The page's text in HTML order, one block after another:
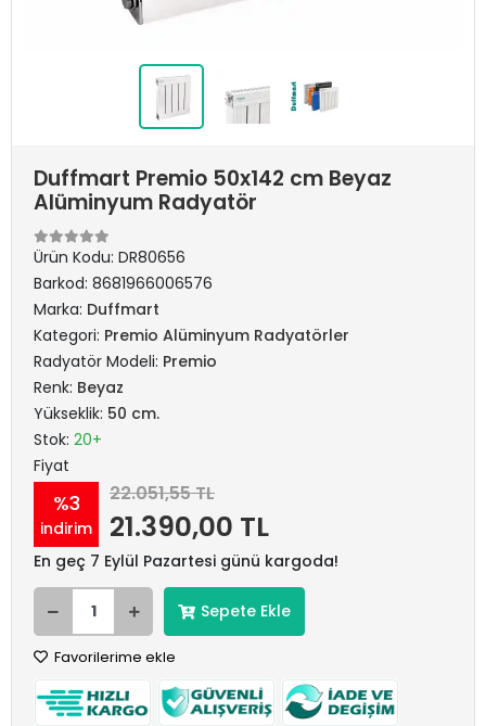
Duffmart Premio 50x142 cm Beyaz
Alüminyum Radyatör
Ürün Kodu: DR80656
Barkod: 8681966006576
Marka: Duffmart
Kategori: Premio Alüminyum Radyatörler
Radyatör Modeli: Premio
Renk: Beyaz
Yükseklik: 50 cm.
Stok: 20+
Fiyat
%3
indirim
22.051,55 TL
21.390,00 TL
En geç 7 Eylül Pazartesi günü kargoda!
Sepete Ekle
Favorilerime ekle